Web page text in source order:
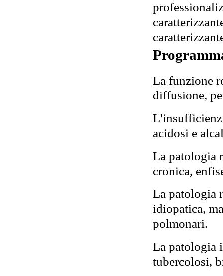
La funzione
diffusione,
acidosi e
La patologia
cronica,
La patologia
idiopatica,
polmonari.
La patologia
tubercolosi,